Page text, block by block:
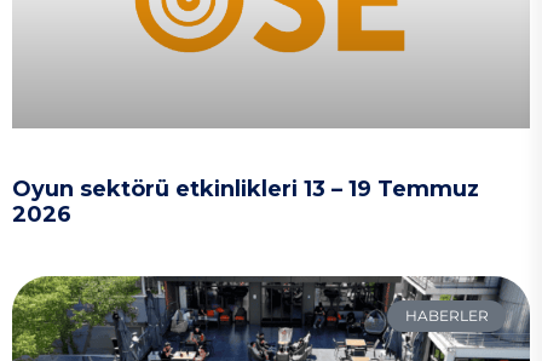
Oyun sektörü etkinlikleri 13 – 19 Temmuz
2026
HABERLER